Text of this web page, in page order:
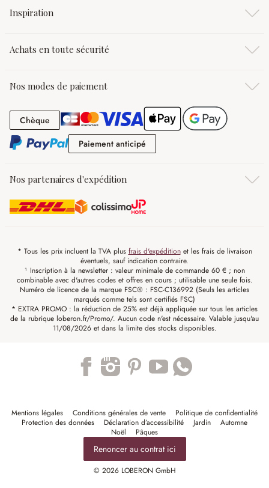
Inspiration
Achats en toute sécurité
Nos modes de paiement
Chèque Chèque
Paiement anticipé
Nos partenaires d'expédition
* Tous les prix incluent la TVA plus frais d'expéditionet les frais de livraison
éventuels, sauf indication contraire.
¹ Inscription à la newsletter : valeur minimale de commande 60 € ; non
combinable avec d'autres codes et offres en cours ; utilisable une seule fois.
Numéro de licence de la marque FSC® : FSC-C136992 (Seuls les articles
marqués comme tels sont certifiés FSC)
* EXTRA PROMO : la réduction de 25% est déjà appliquée sur tous les articles
de la rubrique loberon.fr/Promo/. Aucun code n'est nécessaire. Valable jusqu'au
11/08/2026 et dans la limite des stocks disponibles.
Mentions légales Conditions générales de vente
Politique de confidentialité
Protection des données
Déclaration d’accessibilité Jardin
Automne
Noël
Pâques
Renoncer au contrat ici
© 2026 LOBERON GmbH